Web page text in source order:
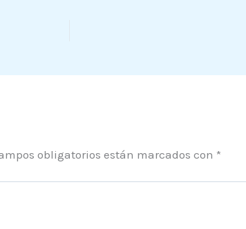
obligatorios están marcados con *